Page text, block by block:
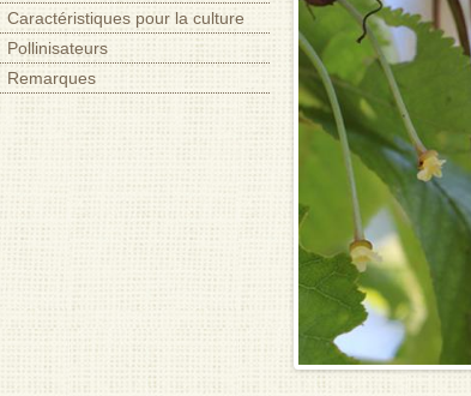
Caractéristiques pour la culture
Pollinisateurs
Remarques